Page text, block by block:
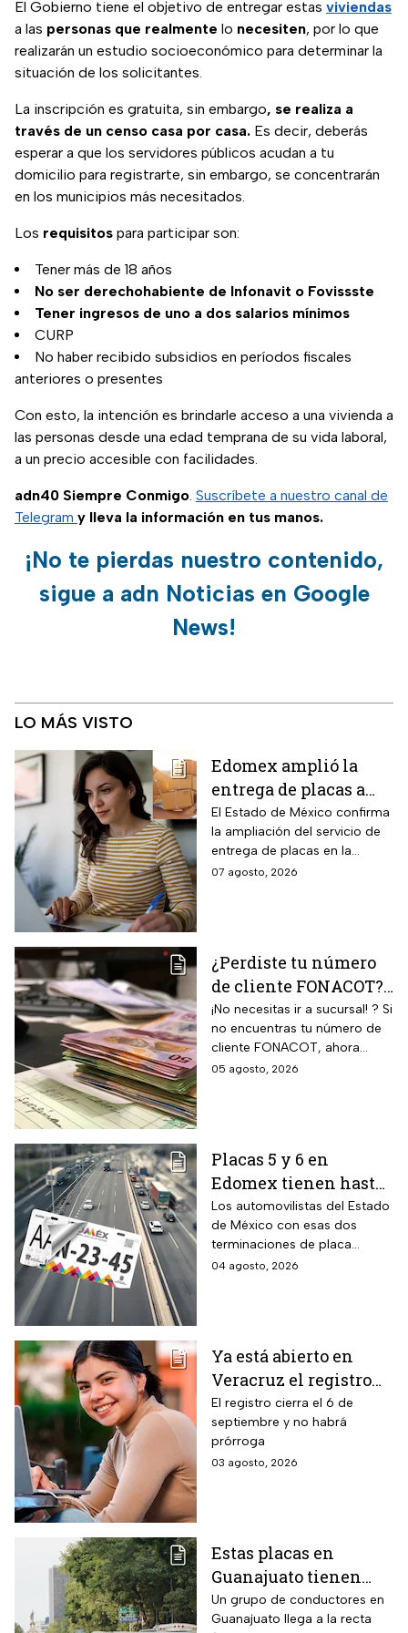
El Gobierno tiene el objetivo de entregar estas viviendas
a las personas que realmente lo necesiten, por lo que
realizarán un estudio socioeconómico para determinar la
situación de los solicitantes.
La inscripción es gratuita, sin embargo, se realiza a
través de un censo casa por casa. Es decir, deberás
esperar a que los servidores públicos acudan a tu
domicilio para registrarte, sin embargo, se concentrarán
en los municipios más necesitados.
Los requisitos para participar son:
Tener más de 18 años
No ser derechohabiente de Infonavit o Fovissste
Tener ingresos de uno a dos salarios mínimos
CURP
No haber recibido subsidios en períodos fiscales
anteriores o presentes
Con esto, la intención es brindarle acceso a una vivienda a
las personas desde una edad temprana de su vida laboral,
a un precio accesible con facilidades.
adn40 Siempre Conmigo. Suscríbete a nuestro canal de
Telegram y lleva la información en tus manos.
¡No te pierdas nuestro contenido,
sigue a adn Noticias en Google
News!
LO MÁS VISTO
Edomex amplió la
entrega de placas a
domicilio a todo el
estado: los tres pasos
para reemplacar en
línea antes del 31 de
El Estado de México confirma
la ampliación del servicio de
entrega de placas en la
puerta del domicilio,
deben completar el cambio.
07 agosto, 2026
¿Perdiste tu número
de cliente FONACOT?
Así puedes
recuperarlo y
consultar tu crédito
2026
¡No necesitas ir a sucursal! ? Si
no encuentras tu número de
cliente FONACOT, ahora
puedes recuperarlo y
05 agosto, 2026
Placas 5 y 6 en
Edomex tienen hasta
el 31 de agosto 2026
para realizar la
verificación
vehicular o recibirán
Los automovilistas del Estado
de México con esas dos
terminaciones de placa
enfrentan el cierre de su
sanción de miles de pesos.
04 agosto, 2026
Ya está abierto en
Veracruz el registro
para becas de hasta
$3,000 pesos para
estudiantes de todos
los niveles: fecha
El registro cierra el 6 de
septiembre y no habrá
prórroga
03 agosto, 2026
Estas placas en
Guanajuato tienen
hasta el 31 de agosto
2026 para realizar la
Un grupo de conductores en
Guanajuato llega a la recta